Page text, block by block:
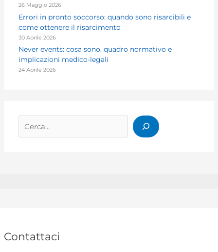
26 Maggio 2026
Errori in pronto soccorso: quando sono risarcibili e
come ottenere il risarcimento
30 Aprile 2026
Never events: cosa sono, quadro normativo e
implicazioni medico-legali
24 Aprile 2026
Contattaci